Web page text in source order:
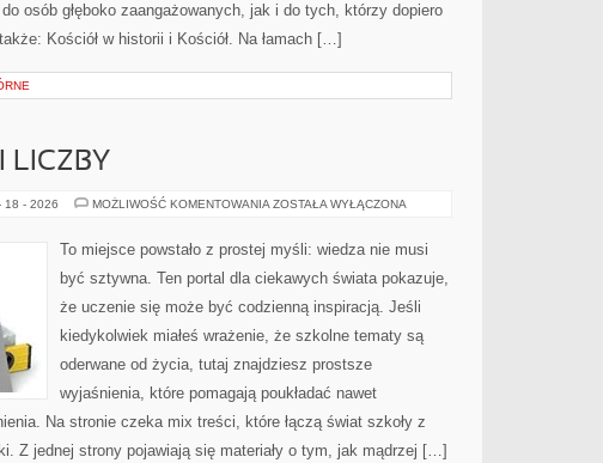
osób głęboko zaangażowanych, jak i do tych, którzy dopiero
Kościół w historii i Kościół. Na łamach […]
LICZBY
18 - 2026 MOŻLIWOŚĆ KOMENTOWANIA MATEMATYKA
ZOSTAŁA WYŁĄCZONA
To miejsce powstało z prostej myśli: wiedza nie musi
być sztywna. Ten portal dla ciekawych świata pokazuje,
że uczenie się może być codzienną inspiracją. Jeśli
kiedykolwiek miałeś wrażenie, że szkolne tematy są
oderwane od życia, tutaj znajdziesz prostsze
wyjaśnienia, które pomagają poukładać nawet
Na stronie czeka mix treści, które łączą świat szkoły z
Z jednej strony pojawiają się materiały o tym, jak mądrzej […]